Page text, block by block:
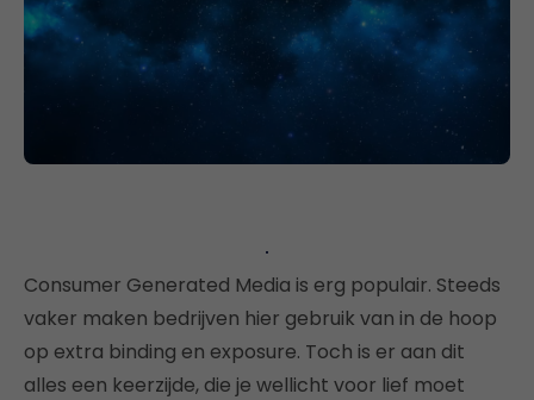
Consumer Generated Media is erg populair. Steeds
vaker maken bedrijven hier gebruik van in de hoop
op extra binding en exposure. Toch is er aan dit
alles een keerzijde, die je wellicht voor lief moet